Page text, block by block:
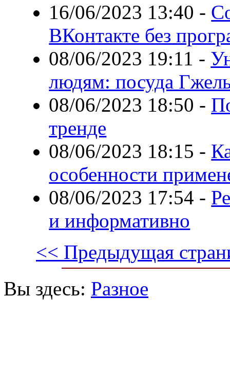
16/06/2023 13:40 -
ВКонтакте без
08/06/2023 19:11 -
людям: посуда
08/06/2023 18:50 -
тренде
08/06/2023 18:15 -
особенности
08/06/2023 17:54 -
и информативно
<< Предыдущая
Вы здесь: Разное